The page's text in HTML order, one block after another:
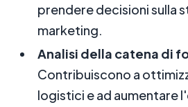
prendere decisioni sulla
marketing.
Analisi della catena di
Contribuiscono a
logistici e ad aumentare